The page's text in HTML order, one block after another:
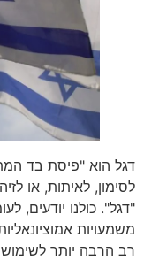
דגל הוא "פיסת בד
לסימון, לאיתות, או
"דגל". כולנו יודעים,
משמעויות
רב הרבה יותר